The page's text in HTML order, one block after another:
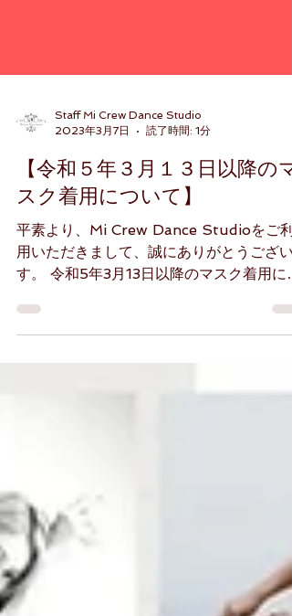
2023年3月7日
読了時間: 1分
【令和５年３月１３日以降のマ
スク着用について】
平素より、Mi Crew Dance Studioをご利
す。 令和5年3月13日以降のマスク着用につ
いて厚生労働省より発表がありました。